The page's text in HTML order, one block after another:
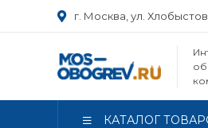
г. Москва, ул.
КАТАЛОГ